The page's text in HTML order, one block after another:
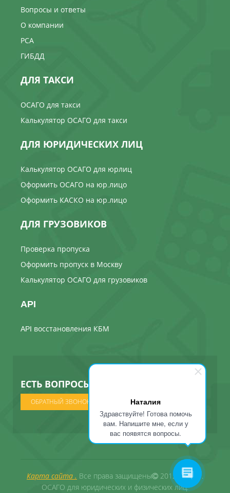
Наталия
Здравствуйте! Готова помочь
вам. Напишите мне, если у
вас появятся вопросы.
Вопросы и ответы
О компании
РСА
ГИБДД
ДЛЯ ТАКСИ
ОСАГО для такси
Калькулятор ОСАГО для такси
ДЛЯ ЮРИДИЧЕСКИХ ЛИЦ
Калькулятор ОСАГО для юрлиц
Оформить ОСАГО на юр.лицо
Оформить КАСКО на юр.лицо
ДЛЯ ГРУЗОВИКОВ
Проверка пропуска
Оформить пропуск в Москву
Калькулятор ОСАГО для грузовиков
API
API восстановления КБМ
ЕСТЬ ВОПРОСЫ ? МЫ ПОЗВОНИМ
ОБРАТНЫЙ ЗВОНОК
Карта сайта . Все права защищены
2012 - 2026 .
ОСАГО для юридических и физических лиц.